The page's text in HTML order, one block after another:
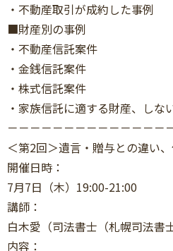
・不動産取引が成約した事例
■財産別の事例
・不動産信託案件
・金銭信託案件
・株式信託案件
・家族信託に適する財産、しな
－－－－－－－－－－－－－－
＜第2回＞遺言・贈与との違い
開催日時：
7月7日（木）19:00-21:00
講師：
白木愛（司法書士（札幌司法書
内容：